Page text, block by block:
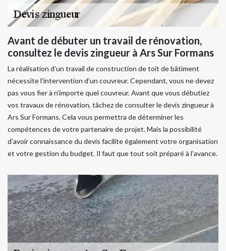
Avant de débuter un travail de rénovation,
consultez le devis zingueur à Ars Sur Formans
La réalisation d’un travail de construction de toit de bâtiment
nécessite l’intervention d’un couvreur. Cependant, vous ne devez
pas vous fier à n’importe quel couvreur. Avant que vous débutiez
vos travaux de rénovation, tâchez de consulter le devis zingueur à
Ars Sur Formans. Cela vous permettra de déterminer les
compétences de votre partenaire de projet. Mais la possibilité
d'avoir connaissance du devis facilite également votre organisation
et votre gestion du budget. Il faut que tout soit préparé à l’avance.